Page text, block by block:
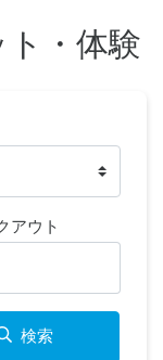
ト・体験
アウト
検索